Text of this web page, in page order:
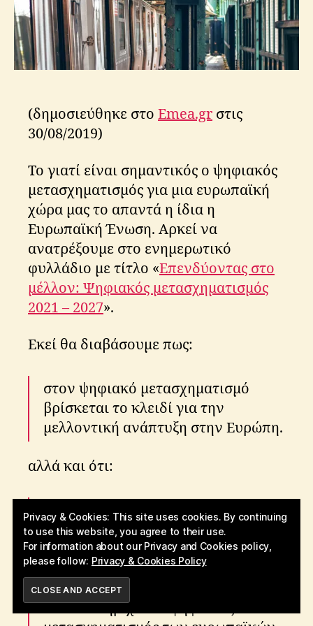
α
τι
σ
μ
s
(δημοσιεύθηκε στο Emea.gr στις
30/08/2019)
Το γιατί είναι σημαντικός ο ψηφιακός
μετασχηματισμός για μια ευρωπαϊκή
χώρα μας το απαντά η ίδια η
Ευρωπαϊκή Ένωση. Αρκεί να
ανατρέξουμε στο ενημερωτικό
φυλλάδιο με τίτλο «Επενδύοντας στο
μέλλον: Ψηφιακός μετασχηματισμός
2021 – 2027».
Εκεί θα διαβάσουμε πως:
στον ψηφιακό μετασχηματισμό
βρίσκεται το κλειδί για την
μελλοντική ανάπτυξη στην Ευρώπη.
αλλά και ότι:
η Ευρωπαϊκή Επιτροπή
δημιούργησε το νέο πρόγραμμα
Ψηφιακή Ευρώπη με συνολικό
προϋπολογισμό 9,2 δισ. ευρώ
προκειμένου να διαμορφωθεί και
να υποστηριχθεί ο ψηφιακός
Privacy & Cookies: This site uses cookies. By continuing
to use this website, you agree to their use.
For information about our Privacy and Cookies policy,
please follow: Privacy & Cookies Policy